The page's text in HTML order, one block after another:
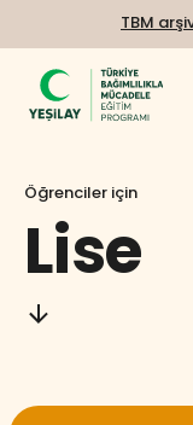
Öğrenciler için
Yetişkin ve
Uzaktan Eğitim
TBM
Öğrenciler için
Lise